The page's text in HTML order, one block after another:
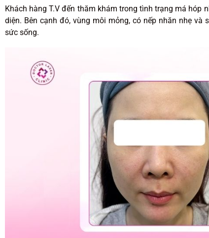
Khách hàng T.V đến thăm khám trong tình trạng má
diện. Bên cạnh đó, vùng môi mỏng, có nếp nhăn nhẹ
sức sống.